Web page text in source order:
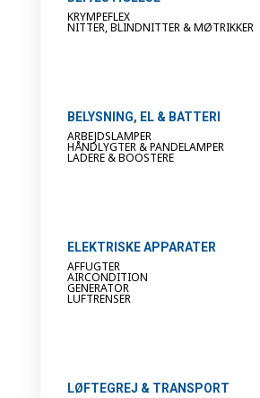
KRYMPEFLEX
NITTER, BLINDNITTER & MØTRIKKER
BELYSNING, EL & BATTERI
ARBEJDSLAMPER
HÅNDLYGTER & PANDELAMPER
LADERE & BOOSTERE
ELEKTRISKE APPARATER
AFFUGTER
AIRCONDITION
GENERATOR
LUFTRENSER
LØFTEGREJ & TRANSPORT